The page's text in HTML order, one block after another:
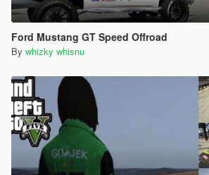
Ford Mustang GT Speed Offroad
By whizky whisnu